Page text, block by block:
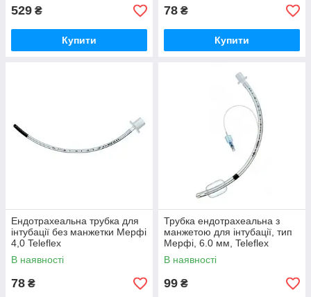
529 ₴
Купити
78 ₴
Купити
Ендотрахеальна трубка для
інтубації без манжетки Мерфі
4,0 Teleflex
В наявності
78 ₴
Трубка ендотрахеальна з
манжетою для інтубації, тип
Мерфі, 6.0 мм, Teleflex
В наявності
99 ₴